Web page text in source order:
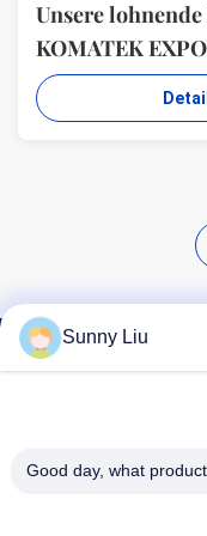
Unsere
KOMATEK
Finde
Sunny Liu
Good day, what